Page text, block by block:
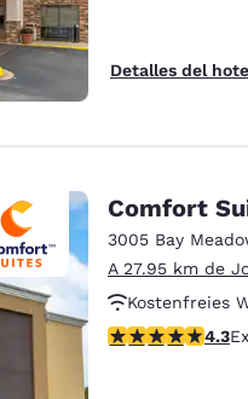
Spain
English
Asia-Pacífico
Australia
English
Detalles del
Comfort
3005 Bay
A 27.95 km de
Kostenfreies
Rauchfrei
Calificación de
4.3